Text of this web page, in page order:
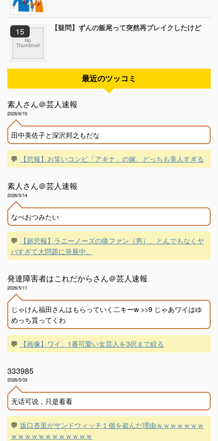
【疑問】ずんの飯尾って突然再ブレイクしたけど
最近のツッコミ
素人さん＠芸人速報
2026/6/15
田中美佐子と深沢邦之もだな
💬 【悲報】お笑いコンビ「アキナ」の嫁、どっちも美人すぎる
素人さん＠芸人速報
2026/5/14
なべおつみたい
💬
【超悲報】ラニーノーズの痛ファン（男）、とんでもなくヤ
バすぎて大問題に発展中。
発達障害者はこれだからさん＠芸人速報
2026/5/11
じゃけん福田さんはもらっていく二キーw >>9 じゃあワイはゆ
めっち貰ってくわ
💬 【画像】ワイ、1番可愛い女芸人を3択まで絞る
333985
2026/5/03
无话可说，只是看看
💬 坂口杏里がサンドウィッチ１個を盗んだ理由ｗｗｗｗｗｗｗ
ｗｗｗｗｗｗｗｗｗｗｗｗ